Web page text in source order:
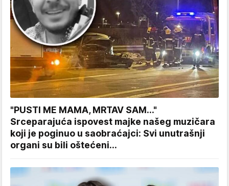
"PUSTI ME MAMA, MRTAV SAM..."
Srceparajuća ispovest majke našeg muzičara
koji je poginuo u saobraćajci: Svi unutrašnji
organi su bili oštećeni...